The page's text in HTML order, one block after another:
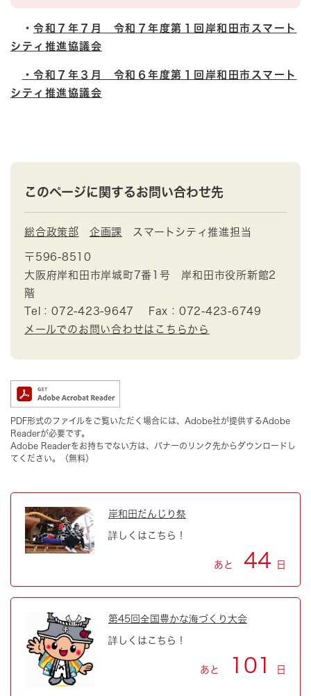
・ 令和７年７月 令和７年度第１回岸和田市スマート
シティ推進協議会
・令和７年３月 令和６年度第１回岸和田市スマート
シティ推進協議会
このページに関するお問い合わせ先
総合政策部 企画課 スマートシティ推進担当
〒596-8510
大阪府岸和田市岸城町7番1号 岸和田市役所新館2
階
Tel：072-423-9647
Fax：072-423-6749
メールでのお問い合わせはこちらから
PDF形式のファイルをご覧いただく場合には、Adobe社が提供するAdobe
Readerが必要です。
Adobe Readerをお持ちでない方は、バナーのリンク先からダウンロードし
てください。（無料）
岸和田だんじり祭
詳しくはこちら！
あと 44 日
第45回全国豊かな海づくり大会
詳しくはこちら！
あと 101 日